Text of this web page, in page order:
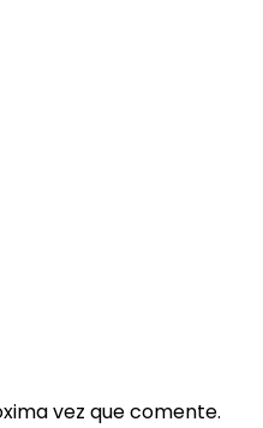
vez que comente.